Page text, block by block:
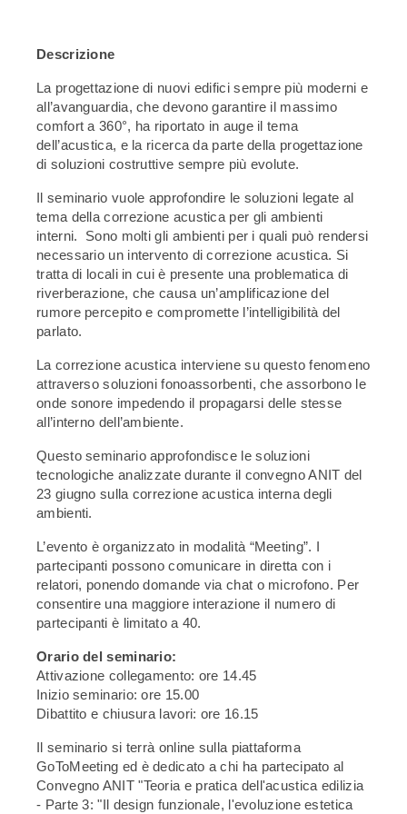
Descrizione
La progettazione di nuovi edifici sempre più moderni e
all’avanguardia, che devono garantire il massimo
comfort a 360°, ha riportato in auge il tema
dell’acustica, e la ricerca da parte della progettazione
di soluzioni costruttive sempre più evolute.
Il seminario vuole approfondire le soluzioni legate al
tema della correzione acustica per gli ambienti
interni. Sono molti gli ambienti per i quali può rendersi
necessario un intervento di correzione acustica. Si
tratta di locali in cui è presente una problematica di
riverberazione, che causa un’amplificazione del
rumore percepito e compromette l’intelligibilità del
parlato.
La correzione acustica interviene su questo fenomeno
attraverso soluzioni fonoassorbenti, che assorbono le
onde sonore impedendo il propagarsi delle stesse
all’interno dell’ambiente.
Questo seminario approfondisce le soluzioni
tecnologiche analizzate durante il convegno ANIT del
23 giugno sulla correzione acustica interna degli
ambienti.
L’evento è organizzato in modalità “Meeting”. I
partecipanti possono comunicare in diretta con i
relatori, ponendo domande via chat o microfono. Per
consentire una maggiore interazione il numero di
partecipanti è limitato a 40.
Orario del seminario:
Attivazione collegamento: ore 14.45
Inizio seminario: ore 15.00
Dibattito e chiusura lavori: ore 16.15
Il seminario si terrà online sulla piattaforma
GoToMeeting ed è dedicato a chi ha partecipato al
Convegno ANIT "Teoria e pratica dell'acustica edilizia
- Parte 3: "Il design funzionale, l'evoluzione estetica